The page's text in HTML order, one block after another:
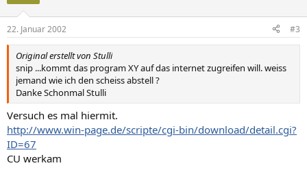
22. Januar 2002 #3
Original erstellt von Stulli
snip ...kommt das program XY auf das internet zugreifen will. weiss
jemand wie ich den scheiss abstell ?
Danke Schonmal Stulli
Versuch es mal hiermit.
http://www.win-page.de/scripte/cgi-bin/download/detail.cgi?
ID=67
CU werkam